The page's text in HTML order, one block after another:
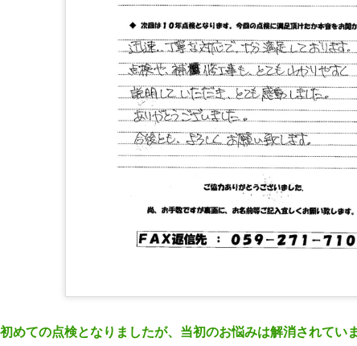
めての点検となりましたが、当初のお悩みは解消されてい